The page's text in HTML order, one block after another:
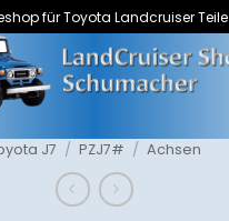
für Toyota Landcruiser Teile
J7 / PZJ7# / Achsen